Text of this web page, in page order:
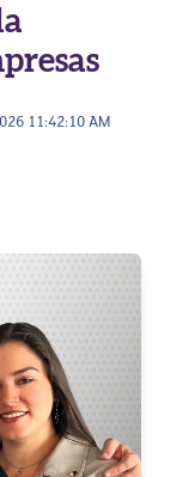
11:42:10 AM